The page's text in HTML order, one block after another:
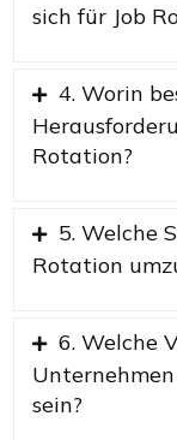
sich für Job
4. Worin
Rotation?
5. Welche
Rotation
6. Welche
sein?